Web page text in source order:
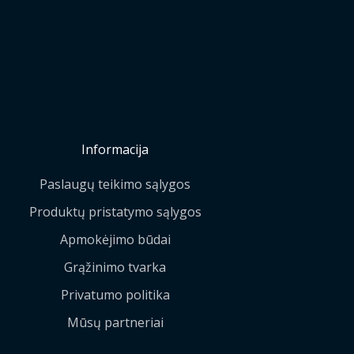
Informacija
Paslaugų teikimo sąlygos
Produktų pristatymo sąlygos
Apmokėjimo būdai
Grąžinimo tvarka
Privatumo politika
Mūsų partneriai